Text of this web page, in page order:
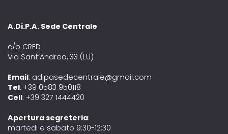
A.Di.P.A. Sede Centrale
c/o CRED
Via Sant’Andrea, 33 (LU)
Email: adipasedecentrale@gmail.com
Tel: +39 0583 950118
Cell: +39 327 1444420
Apertura segreteria:
martedi e sabato 9:30-12:30